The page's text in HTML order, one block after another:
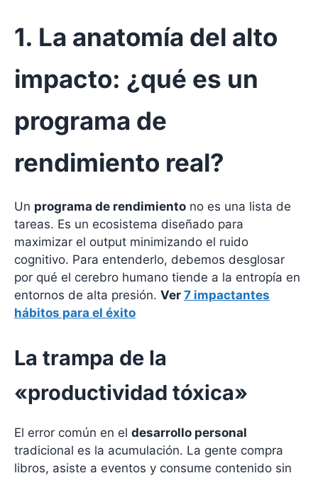
1. La anatomía del alto
impacto: ¿qué es un
programa de
rendimiento real?
Un programa de rendimiento no es una lista de
tareas. Es un ecosistema diseñado para
maximizar el output minimizando el ruido
cognitivo. Para entenderlo, debemos desglosar
por qué el cerebro humano tiende a la entropía en
entornos de alta presión. Ver 7 impactantes
hábitos para el éxito
La trampa de la
«productividad tóxica»
El error común en el desarrollo personal
tradicional es la acumulación. La gente compra
libros, asiste a eventos y consume contenido sin